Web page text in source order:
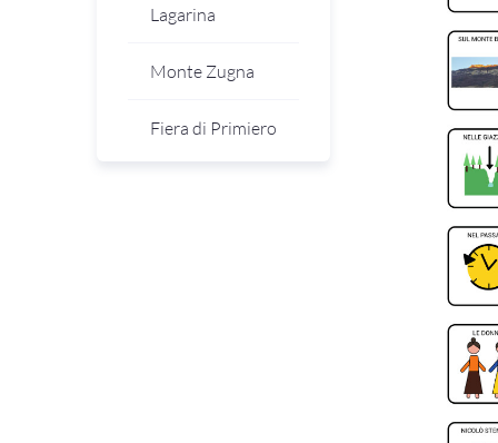
Lagarina
Monte Zugna
Fiera di Primiero